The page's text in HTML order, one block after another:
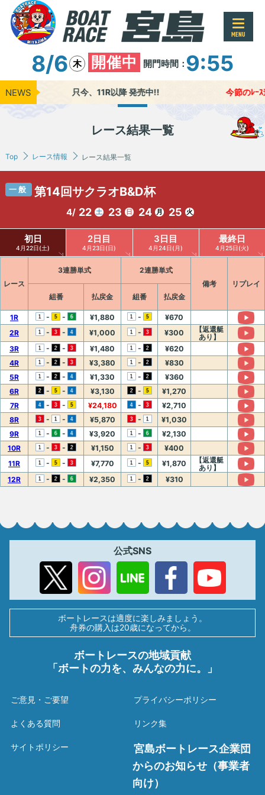
MENU
8/6 木 開催中 開門時間：9:55
NEWS 只今、11R以降 発売中!! 今節のﾚｰ
レース結果一覧
Top レース情報 レース結果一覧
一般 第14回サクラオB&D杯
4/ 22 土 23 日 24 月 25 火
初日
4月22日(土)
2日目
4月23日(日)
3日目
4月24日(月)
最終日
4月25日(火)
レース
3連勝単式
2連勝単式
備考
リプレイ
組番
払戻金 組番 払戻金
1R - - ¥1,880 -
¥670
2R
- - ¥1,000 - ¥300
【返還艇
あり】
3R
- - ¥1,480 -
¥620
4R
- - ¥3,380 -
¥830
5R
- - ¥1,330 -
¥360
6R
- - ¥3,130 -
¥1,270
7R
- - ¥24,180 -
¥2,710
8R
- - ¥5,870 -
¥1,030
9R
- - ¥3,920 -
¥2,130
10R
- - ¥1,150 -
¥400
11R
- - ¥7,770 - ¥1,870
【返還艇
あり】
12R
- - ¥2,350 - ¥310
公式SNS
ボートレースは適度に楽しみましょう。
舟券の購入は20歳になってから。
ボートレースの地域貢献
「ボートの力を、みんなの力に。」
ご意見・ご要望
よくある質問
サイトポリシー
プライバシーポリシー
リンク集
宮島ボートレース企業団
からのお知らせ（事業者
向け）